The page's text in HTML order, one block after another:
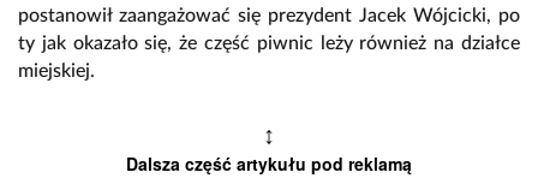
postanowił zaangażować się prezydent Jacek Wójcicki, po
ty jak okazało się, że część piwnic leży również na działce
miejskiej.
↕
Dalsza część artykułu pod reklamą